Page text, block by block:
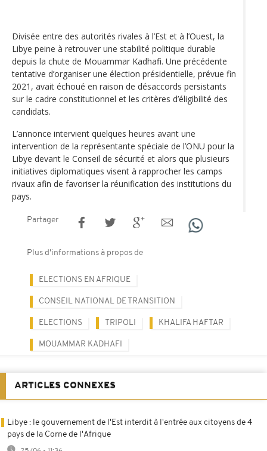
Divisée entre des autorités rivales à l’Est et à l’Ouest, la
Libye peine à retrouver une stabilité politique durable
depuis la chute de Mouammar Kadhafi. Une précédente
tentative d’organiser une élection présidentielle, prévue fin
2021, avait échoué en raison de désaccords persistants
sur le cadre constitutionnel et les critères d’éligibilité des
candidats.
L’annonce intervient quelques heures avant une
intervention de la représentante spéciale de l’ONU pour la
Libye devant le Conseil de sécurité et alors que plusieurs
initiatives diplomatiques visent à rapprocher les camps
rivaux afin de favoriser la réunification des institutions du
pays.
Partager
Plus d'informations à propos de
ELECTIONS EN AFRIQUE
CONSEIL NATIONAL DE TRANSITION
ELECTIONS TRIPOLI KHALIFA HAFTAR
MOUAMMAR KADHAFI
ARTICLES CONNEXES
Libye : le gouvernement de l'Est interdit à l'entrée aux citoyens de 4
pays de la Corne de l'Afrique